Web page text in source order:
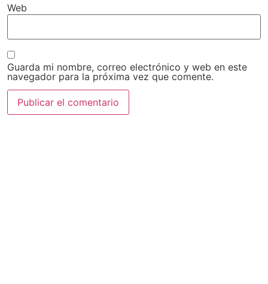
Web
Guarda mi nombre, correo electrónico y web en este
navegador para la próxima vez que comente.